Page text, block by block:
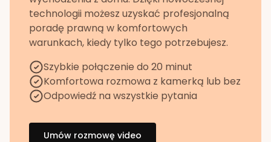
technologii możesz uzyskać profesjonalną
poradę prawną w komfortowych
warunkach, kiedy tylko tego potrzebujesz.
Szybkie połączenie do 20 minut
Komfortowa rozmowa z kamerką lub bez
Odpowiedź na wszystkie pytania
Umów rozmowę video